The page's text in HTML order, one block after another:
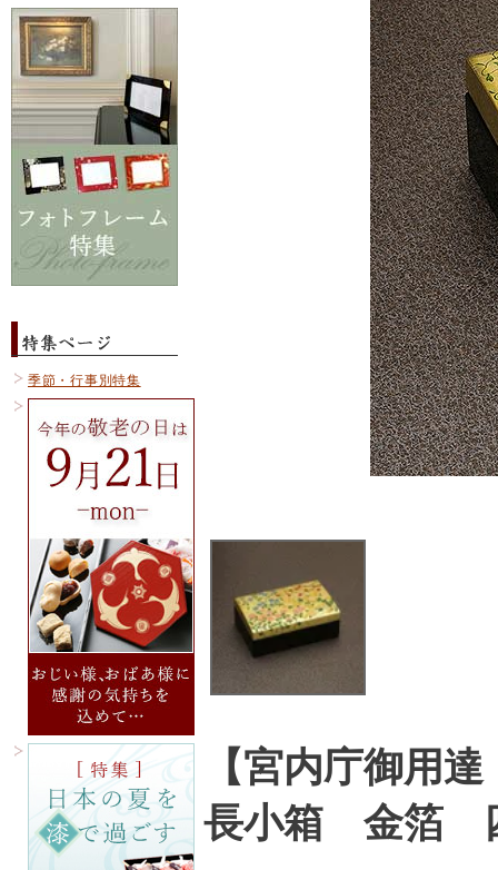
季節・行事別特集
【宮内庁御用
長小箱 金箔